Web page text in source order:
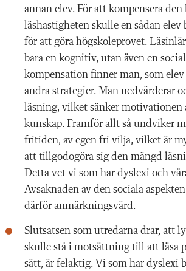
annan elev. För att kompensera den
läshastigheten skulle en sådan elev
för att göra högskoleprovet.
bara en kognitiv, utan även en
kompensation finner man, som
andra strategier. Man nedvärderar
läsning, vilket sänker motivationen
kunskap. Framför allt så undviker
fritiden, av egen fri vilja, vilket är
att tillgodogöra sig den mängd
Detta vet vi som har dyslexi och
Avsaknaden av den sociala
därför anmärkningsvärd.
Slutsatsen som utredarna drar, att
skulle stå i motsättning till att läsa
sätt, är felaktig. Vi som har dyslexi